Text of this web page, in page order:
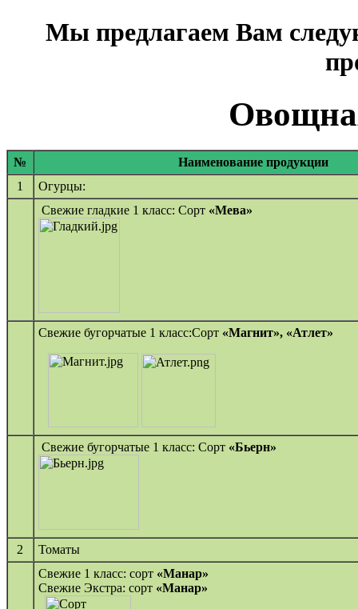
Мы предлагаем Вам
№
Наименование продукции
1
Огурцы:
Свежие гладкие 1 класс: Сорт «Мева»
Свежие бугорчатые 1 класс:Сорт «Магнит», «Атлет»
Свежие бугорчатые 1 класс: Сорт «Бьерн»
2
Томаты
Свежие 1 класс: сорт «Манар»
Свежие Экстра: сорт «Манар»